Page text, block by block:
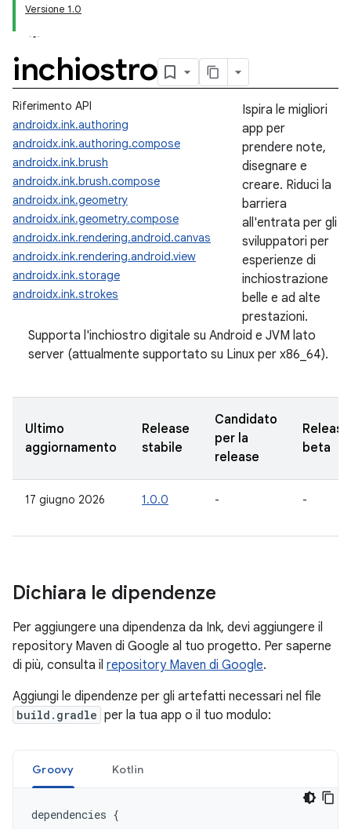
Versione 1.0
inchiostro
Riferimento API
androidx.ink.authoring
androidx.ink.authoring.compose
androidx.ink.brush
androidx.ink.brush.compose
androidx.ink.geometry
androidx.ink.geometry.compose
androidx.ink.rendering.android.canvas
androidx.ink.rendering.android.view
androidx.ink.storage
androidx.ink.strokes
Ispira le migliori
app per
prendere note,
disegnare e
creare. Riduci la
barriera
all'entrata per gli
sviluppatori per
esperienze di
inchiostrazione
belle e ad alte
prestazioni.
Supporta l'inchiostro digitale su Android e JVM lato
server (attualmente supportato su Linux per x86_64).
Ultimo
aggiornamento
Release
stabile
Candidato
per la
release
Release
beta
17 giugno 2026 1.0.0 - -
Dichiara le dipendenze
Per aggiungere una dipendenza da Ink, devi aggiungere il
repository Maven di Google al tuo progetto. Per saperne
di più, consulta il repository Maven di Google.
Aggiungi le dipendenze per gli artefatti necessari nel file
build.gradle per la tua app o il tuo modulo:
Groovy Kotlin
dependencies {